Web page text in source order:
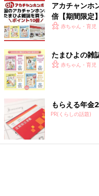
アカチャンホ
倍【期間限定】
赤ちゃん・育児
たまひよの雑
赤ちゃん・育児
もらえる年金
PR(くらしの話題)